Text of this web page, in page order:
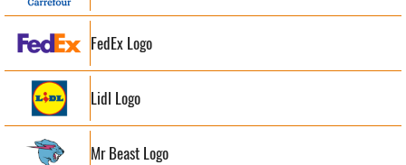
FedEx Logo
Lidl Logo
Mr Beast Logo